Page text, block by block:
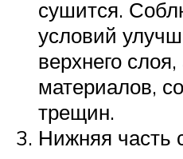
сушится.
условий
верхнего
материалов,
трещин.
Нижняя часть